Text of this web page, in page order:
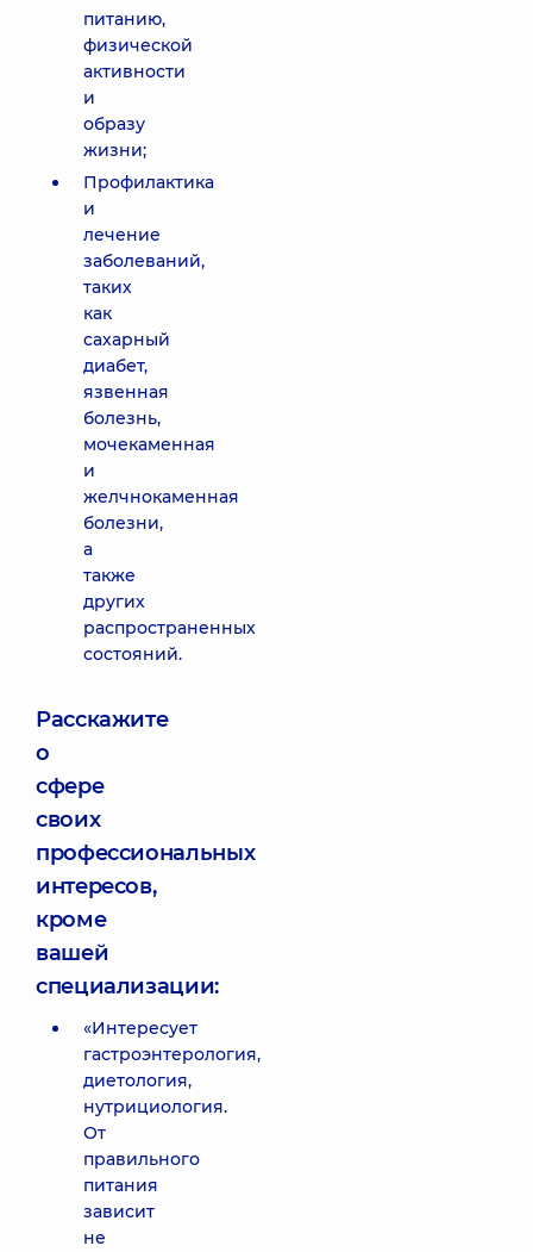
питанию,
физической
активности
и
образу
жизни;
Профилактика
и
лечение
заболеваний,
таких
как
сахарный
диабет,
язвенная
болезнь,
мочекаменная
и
желчнокаменная
болезни,
а
также
других
распространенных
состояний.
Расскажите
о
сфере
своих
профессиональных
интересов,
кроме
вашей
специализации:
«Интересует
гастроэнтерология,
диетология,
нутрициология.
От
правильного
питания
зависит
не